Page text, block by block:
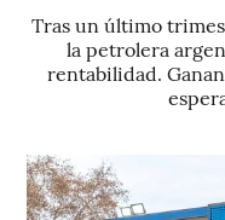
Tras un último
la petrolera
rentabilidad.